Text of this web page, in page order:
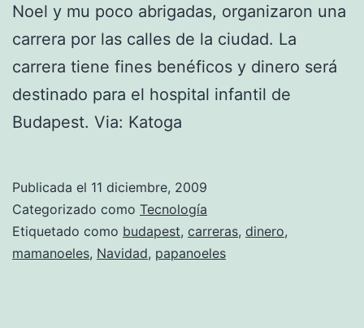
Noel y mu poco abrigadas, organizaron una
carrera por las calles de la ciudad. La
carrera tiene fines benéficos y dinero será
destinado para el hospital infantil de
Budapest. Via: Katoga
Publicada el 11 diciembre, 2009
Categorizado como Tecnología
Etiquetado como budapest, carreras, dinero,
mamanoeles, Navidad, papanoeles